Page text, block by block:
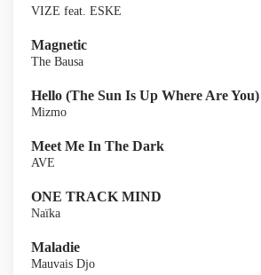
VIZE feat. ESKE
Magnetic
The Bausa
Hello (The Sun Is Up Where Are You)
Mizmo
Meet Me In The Dark
AVE
ONE TRACK MIND
Naïka
Maladie
Mauvais Djo